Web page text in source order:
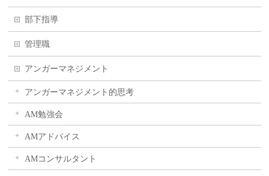
部下指導
管理職
アンガーマネジメント
アンガーマネジメント的思考
AM勉強会
AMアドバイス
AMコンサルタント